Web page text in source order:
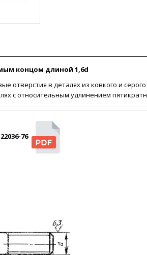
концом длиной 1,6d
отверстия в деталях из ковкого и
с относительным удлинением
76